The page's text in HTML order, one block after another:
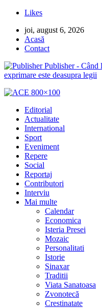
Likes
joi, august 6, 2026
Acasă
Contact
Publisher - Când
exprimare este deasupra legii
Editorial
Actualitate
International
Sport
Eveniment
Repere
Social
Reportaj
Contributori
Interviu
Mai multe
Calendar
Economica
Isteria Presei
Mozaic
Personalitati
Istorie
Sinaxar
Traditii
Viata Sanatoasa
Zvonotecă
Crestinatate